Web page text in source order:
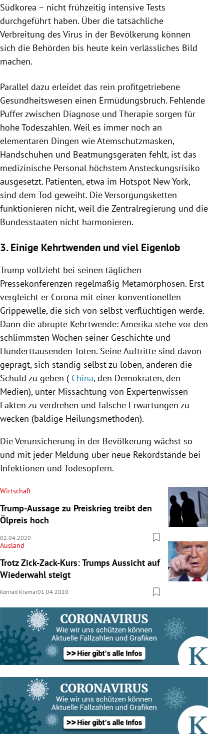
Südkorea – nicht frühzeitig intensive Tests
durchgeführt haben. Über die tatsächliche
Verbreitung des Virus in der Bevölkerung können
sich die Behörden bis heute kein verlässliches Bild
machen.
Parallel dazu erleidet das rein profitgetriebene
Gesundheitswesen einen Ermüdungsbruch. Fehlende
Puffer zwischen Diagnose und Therapie sorgen für
hohe Todeszahlen. Weil es immer noch an
elementaren Dingen wie Atemschutzmasken,
Handschuhen und Beatmungsgeräten fehlt, ist das
medizinische Personal höchstem Ansteckungsrisiko
ausgesetzt. Patienten, etwa im Hotspot New York,
sind dem Tod geweiht. Die Versorgungsketten
funktionieren nicht, weil die Zentralregierung und die
Bundesstaaten nicht harmonieren.
3. Einige Kehrtwenden und viel Eigenlob
Trump vollzieht bei seinen täglichen
Pressekonferenzen regelmäßig Metamorphosen. Erst
vergleicht er Corona mit einer konventionellen
Grippewelle, die sich von selbst verflüchtigen werde.
Dann die abrupte Kehrtwende:Amerika stehe vor den
schlimmsten Wochen seiner Geschichte und
Hunderttausenden Toten. Seine Auftritte sind davon
geprägt, sich ständig selbst zu loben, anderen die
Schuld zu geben ( China, den Demokraten, den
Medien), unter Missachtung von Expertenwissen
Fakten zu verdrehen und falsche Erwartungen zu
wecken (baldige Heilungsmethoden).
Die Verunsicherung in der Bevölkerung wächst so
und mit jeder Meldung über neue Rekordstände bei
Infektionen und Todesopfern.
Wirtschaft
Trump-Aussage zu Preiskrieg treibt den
Ölpreis hoch
02.04.2020
Ausland
Trotz Zick-Zack-Kurs: Trumps Aussicht auf
Wiederwahl steigt
Konrad Kramar01.04.2020